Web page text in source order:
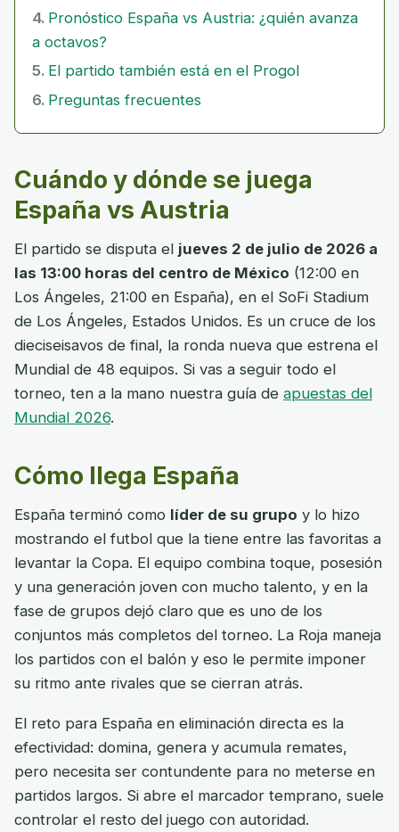
Pronóstico España vs Austria: ¿quién avanza
a octavos?
El partido también está en el Progol
Preguntas frecuentes
Cuándo y dónde se juega
España vs Austria
El partido se disputa el jueves 2 de julio de 2026 a
las 13:00 horas del centro de México (12:00 en
Los Ángeles, 21:00 en España), en el SoFi Stadium
de Los Ángeles, Estados Unidos. Es un cruce de los
dieciseisavos de final, la ronda nueva que estrena el
Mundial de 48 equipos. Si vas a seguir todo el
torneo, ten a la mano nuestra guía de apuestas del
Mundial 2026.
Cómo llega España
España terminó como líder de su grupo y lo hizo
mostrando el futbol que la tiene entre las favoritas a
levantar la Copa. El equipo combina toque, posesión
y una generación joven con mucho talento, y en la
fase de grupos dejó claro que es uno de los
conjuntos más completos del torneo. La Roja maneja
los partidos con el balón y eso le permite imponer
su ritmo ante rivales que se cierran atrás.
El reto para España en eliminación directa es la
efectividad: domina, genera y acumula remates,
pero necesita ser contundente para no meterse en
partidos largos. Si abre el marcador temprano, suele
controlar el resto del juego con autoridad.